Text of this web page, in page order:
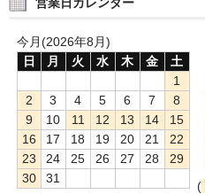
営業日カレンダー
今月(2026年8月)
日
月 火 水 木 金
土
1
2
3 4 5 6 7
8
9
10 11 12 13 14
15
16
17 18 19 20 21
22
23
24 25 26 27 28
29
30
31
(